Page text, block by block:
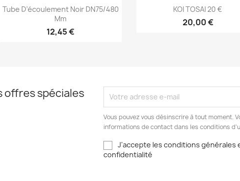
Aperçu rapide
Tube D’écoulement Noir DN75/480
Mm
12,45 €
Aperçu rapide
KOI TOSAI 20 €
20,00 €
offres spéciales
Vous pouvez vous désinscrire à tout moment.
informations de contact dans les conditions
J'accepte les conditions générales
confidentialité